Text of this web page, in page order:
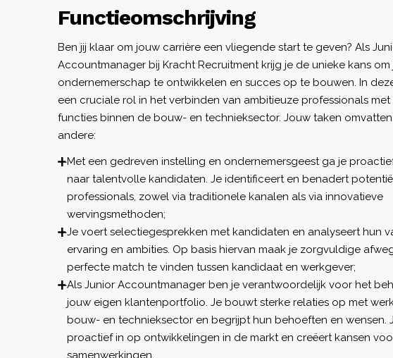
Functieomschrijving
Ben jij klaar om jouw carrière een vliegende start te geven? Als
Accountmanager bij Kracht Recruitment krijg je de unieke kans
ondernemerschap te ontwikkelen en succes op te bouwen. In
een cruciale rol in het verbinden van ambitieuze professionals
functies binnen de bouw- en technieksector. Jouw taken
andere:
Met een gedreven instelling en ondernemersgeest ga je
naar talentvolle kandidaten. Je identificeert en benadert
professionals, zowel via traditionele kanalen als via innovatieve
wervingsmethoden;
Je voert selectiegesprekken met kandidaten en analyseert hun
ervaring en ambities. Op basis hiervan maak je zorgvuldige
perfecte match te vinden tussen kandidaat en werkgever;
Als Junior Accountmanager ben je verantwoordelijk voor het
jouw eigen klantenportfolio. Je bouwt sterke relaties op met
bouw- en technieksector en begrijpt hun behoeften en wensen.
proactief in op ontwikkelingen in de markt en creëert kansen
samenwerkingen.